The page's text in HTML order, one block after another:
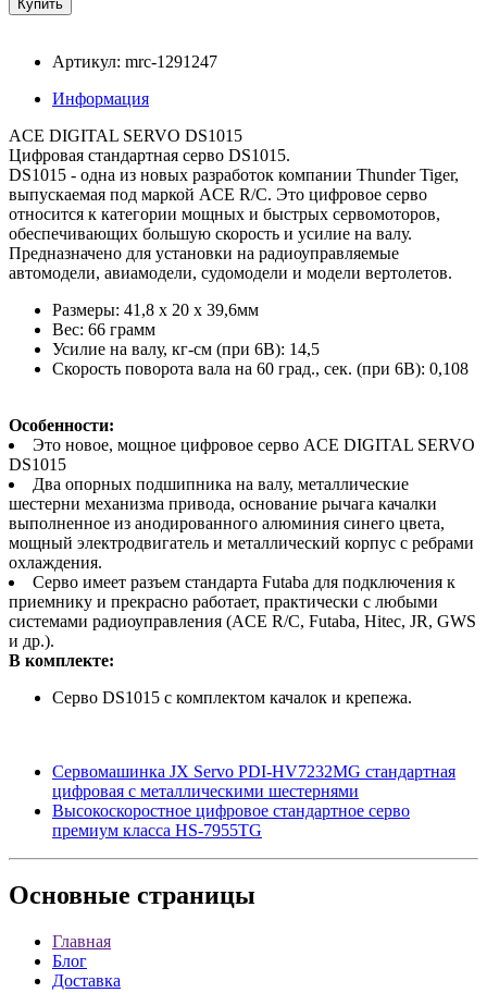
Артикул: mrc-1291247
Информация
ACE DIGITAL SERVO DS1015
Цифровая стандартная серво DS1015.
DS1015 - одна из новых разработок компании Thunder Tiger,
выпускаемая под маркой ACE R/C. Это цифровое серво
относится к категории мощных и быстрых сервомоторов,
обеспечивающих большую скорость и усилие на валу.
Предназначено для установки на радиоуправляемые
автомодели, авиамодели, судомодели и модели вертолетов.
Размеры: 41,8 x 20 x 39,6мм
Вес: 66 грамм
Усилие на валу, кг-см (при 6В): 14,5
Скорость поворота вала на 60 град., сек. (при 6В): 0,108
Особенности:
Это новое, мощное цифровое серво ACE DIGITAL SERVO
DS1015
Два опорных подшипника на валу, металлические
шестерни механизма привода, основание рычага качалки
выполненное из анодированного алюминия синего цвета,
мощный электродвигатель и металлический корпус с ребрами
охлаждения.
Серво имеет разъем стандарта Futaba для подключения к
приемнику и прекрасно работает, практически с любыми
системами радиоуправления (ACE R/C, Futaba, Hitec, JR, GWS
и др.).
В комплекте:
Серво DS1015 с комплектом качалок и крепежа.
Сервомашинка JX Servo PDI-HV7232MG стандартная
цифровая с металлическими шестернями
Высокоскоростное цифровое стандартное серво
премиум класса HS-7955TG
Основные страницы
Главная
Блог
Доставка